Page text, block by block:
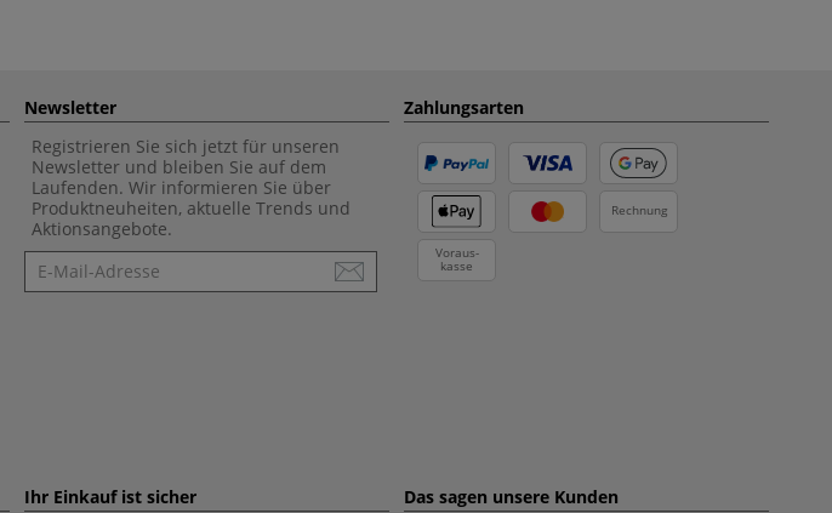
Newsletter
Registrieren Sie sich jetzt für unseren
Newsletter und bleiben Sie auf dem
Laufenden. Wir informieren Sie über
Produktneuheiten, aktuelle Trends und
Aktionsangebote.
Newsletter
Zahlungsarten
Rechnung
Voraus-
kasse
Ihr Einkauf ist sicher Das sagen unsere Kunden